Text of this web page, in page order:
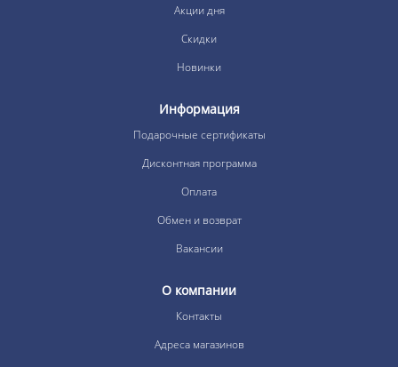
Акции дня
Скидки
Новинки
Информация
Подарочные сертификаты
Дисконтная программа
Оплата
Обмен и возврат
Вакансии
О компании
Контакты
Адреса магазинов